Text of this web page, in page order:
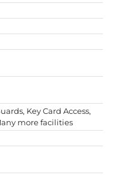
Key Card Access,
more facilities